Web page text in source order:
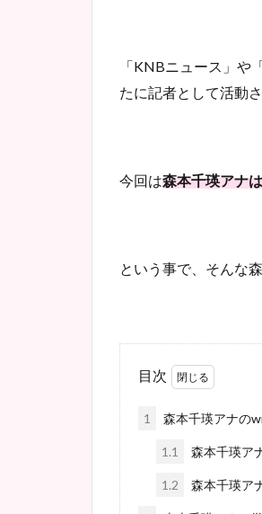
「KNBニュース」
たに記者として活動
今回は森本千瑛アナ
という事で、そんな
目次
1 森本千瑛アナの
1.1 森本千瑛ア
1.2 森本千瑛ア